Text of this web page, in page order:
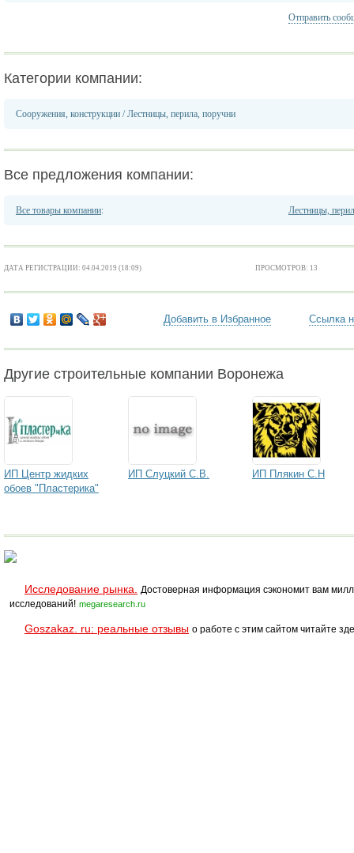
Отправить
Категории компании:
Сооружения, конструкции /Лестницы, перила, поручни
Все предложения компании:
Все товары компании: Лестницы,
ДАТА РЕГИСТРАЦИИ: 04.04.2019 (18:09) ПРОСМОТРОВ: 13
Добавить в Избранное Ссылка
Другие строительные компании Воронежа
ИП Центр жидких
обоев "Пластерика"
ИП Слуцкий С.В. ИП Плякин С.Н
Исследование рынка.
Достоверная информация сэкономит вам
исследований! megaresearch.ru
Goszakaz. ru: реальные отзывы о работе с этим сайтом читайте